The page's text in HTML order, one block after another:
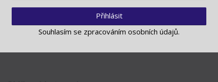
Přihlásit
Souhlasím se zpracováním osobních údajů.